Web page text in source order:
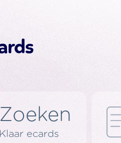
Zoeken
Klaar ecards